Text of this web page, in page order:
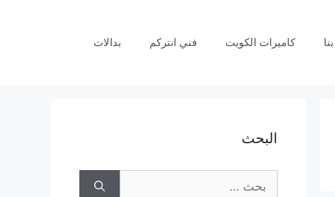
كاميرات الكويت فني انتركم بدالات
البحث